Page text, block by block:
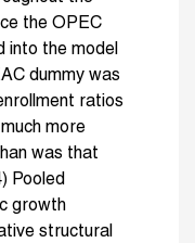
the OPEC
into the model
dummy was
ratios
more
was that
Pooled
growth
structural